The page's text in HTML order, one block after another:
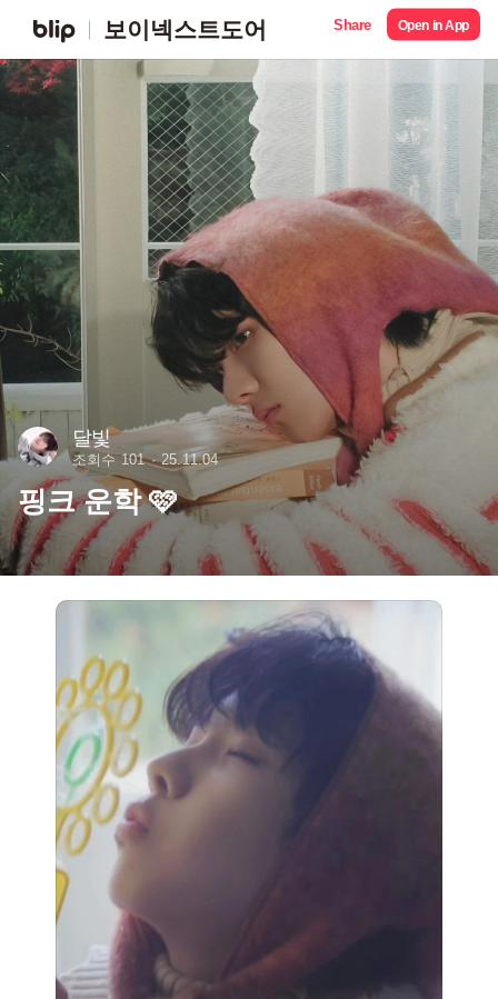
보이넥스트도어 Share Open in App
달빛
조회수 101 25.11.04
핑크 운학 🩷